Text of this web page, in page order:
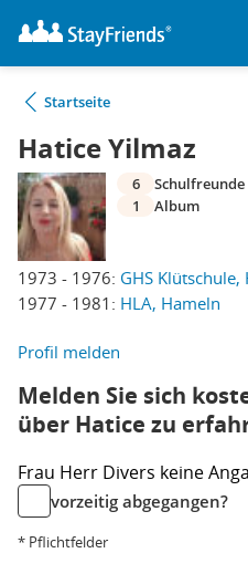
Startseite
Hatice Yilmaz
1973 - 1976: GHS Klütschule,
1977 - 1981: HLA, Hameln
6
Schulfreunde
1
Album
Profil melden
Melden Sie sich
über Hatice zu
Frau Herr Divers keine
vorzeitig abgegangen?
* Pflichtfelder